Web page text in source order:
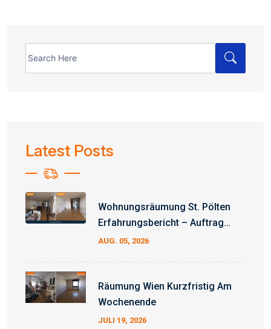
Latest Posts
Wohnungsräumung St. Pölten
Erfahrungsbericht – Auftrag
Erfolgreich Abgeschlossen
AUG. 05, 2026
Räumung Wien Kurzfristig Am
Wochenende
JULI 19, 2026